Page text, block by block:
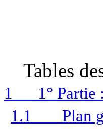
Tables
1
1°
1.1
Plan